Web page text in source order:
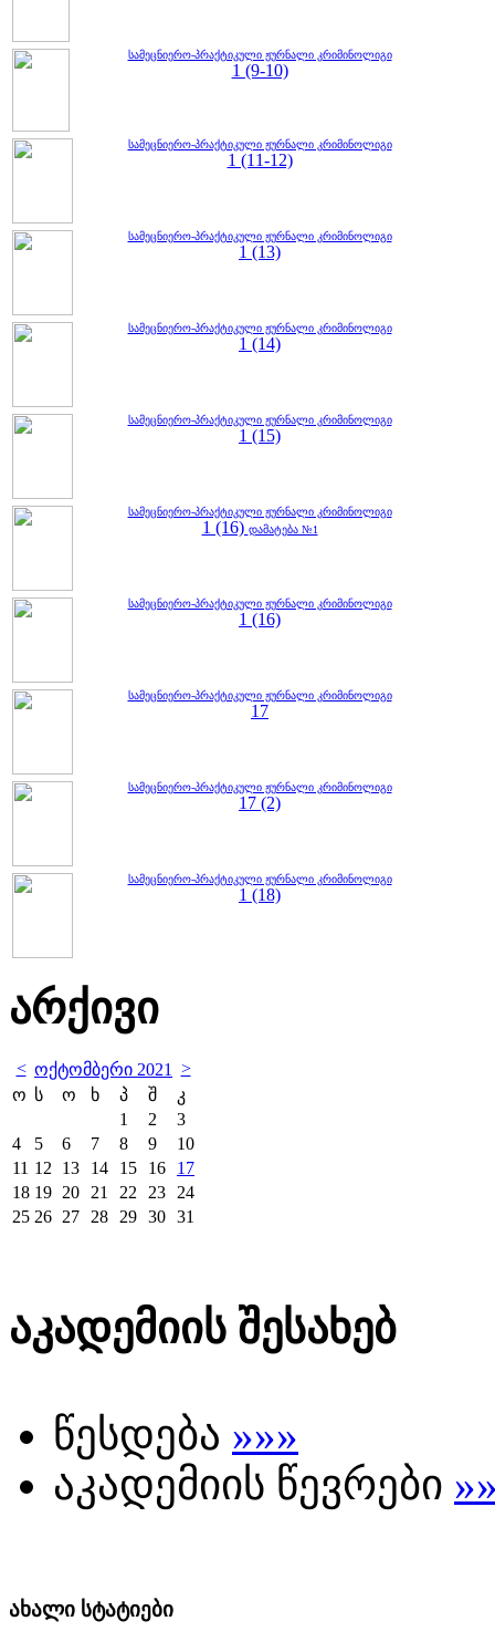
სამეცნიერო-პრაქტიკული ჟურნალი კრიმინოლიგი
1 (9-10)
სამეცნიერო-პრაქტიკული ჟურნალი კრიმინოლიგი
1 (11-12)
სამეცნიერო-პრაქტიკული ჟურნალი კრიმინოლიგი
1 (13)
სამეცნიერო-პრაქტიკული ჟურნალი კრიმინოლიგი
1 (14)
სამეცნიერო-პრაქტიკული ჟურნალი კრიმინოლიგი
1 (15)
სამეცნიერო-პრაქტიკული ჟურნალი კრიმინოლიგი
1 (16) დამატება №1
სამეცნიერო-პრაქტიკული ჟურნალი კრიმინოლიგი
1 (16)
სამეცნიერო-პრაქტიკული ჟურნალი კრიმინოლიგი
17
სამეცნიერო-პრაქტიკული ჟურნალი კრიმინოლიგი
17 (2)
სამეცნიერო-პრაქტიკული ჟურნალი კრიმინოლიგი
1 (18)
არქივი
< ოქტომბერი 2021
>
ო ს ო ხ პ შ
კ
1
2
3
4
5 6 7 8 9
10
11 12 13 14 15 16
17
18 19 20 21 22 23
24
25 26 27 28 29 30 31
აკადემიის შესახებ
წესდება »»»
აკადემიის წევრები
ახალი სტატიები